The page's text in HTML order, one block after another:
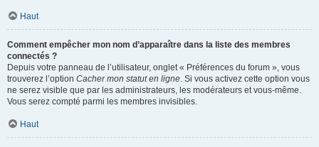
Haut
Comment empêcher mon nom d’apparaître dans la liste des membres
connectés ?
Depuis votre panneau de l’utilisateur, onglet « Préférences du forum », vous
trouverez l’option Cacher mon statut en ligne. Si vous activez cette option vous
ne serez visible que par les administrateurs, les modérateurs et vous-même.
Vous serez compté parmi les membres invisibles.
Haut